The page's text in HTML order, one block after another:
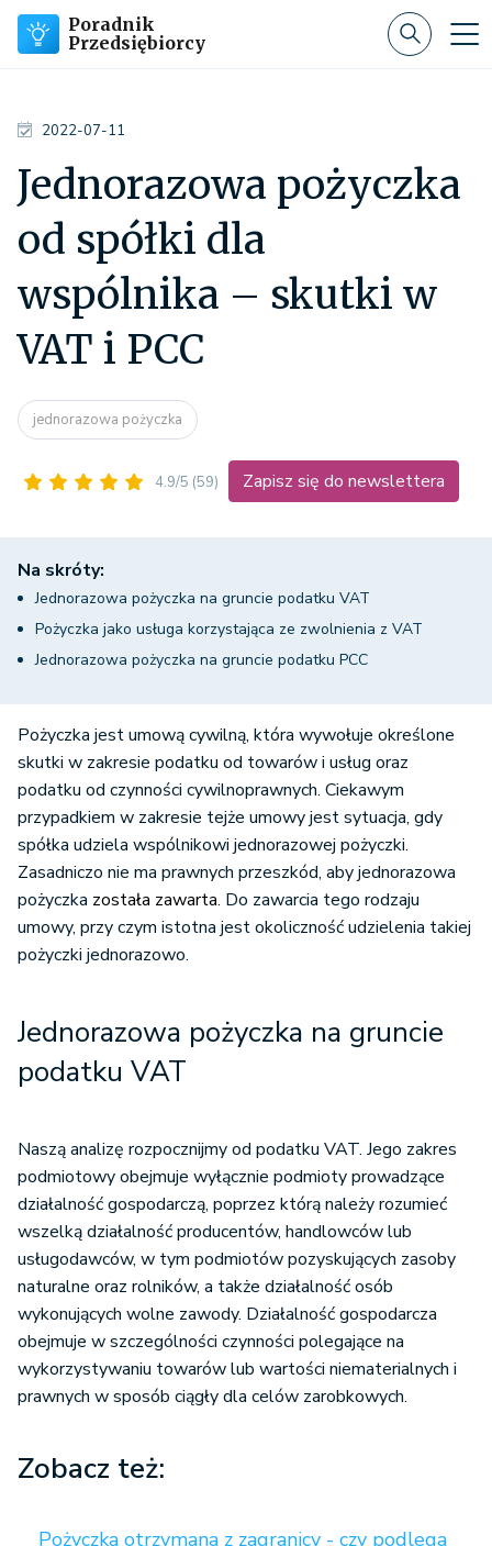
Poradnik
Przedsiębiorcy
2022-07-11
Jednorazowa pożyczka
od spółki dla
wspólnika – skutki w
VAT i PCC
jednorazowa pożyczka
4.9/5 (59) Zapisz się do newslettera
Na skróty:
Jednorazowa pożyczka na gruncie podatku VAT
Pożyczka jako usługa korzystająca ze zwolnienia z VAT
Jednorazowa pożyczka na gruncie podatku PCC
Pożyczka jest umową cywilną, która wywołuje określone
skutki w zakresie podatku od towarów i usług oraz
podatku od czynności cywilnoprawnych. Ciekawym
przypadkiem w zakresie tejże umowy jest sytuacja, gdy
spółka udziela wspólnikowi jednorazowej pożyczki.
Zasadniczo nie ma prawnych przeszkód, aby jednorazowa
pożyczka została zawarta. Do zawarcia tego rodzaju
umowy, przy czym istotna jest okoliczność udzielenia takiej
pożyczki jednorazowo.
Jednorazowa pożyczka na gruncie
podatku VAT
Naszą analizę rozpocznijmy od podatku VAT. Jego zakres
podmiotowy obejmuje wyłącznie podmioty prowadzące
działalność gospodarczą, poprzez którą należy rozumieć
wszelką działalność producentów, handlowców lub
usługodawców, w tym podmiotów pozyskujących zasoby
naturalne oraz rolników, a także działalność osób
wykonujących wolne zawody. Działalność gospodarcza
obejmuje w szczególności czynności polegające na
wykorzystywaniu towarów lub wartości niematerialnych i
prawnych w sposób ciągły dla celów zarobkowych.
Zobacz też:
Pożyczka otrzymana z zagranicy - czy podlega